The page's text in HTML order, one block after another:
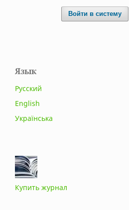
Войти в систему
Язык
Русский
English
Українська
Купить журнал